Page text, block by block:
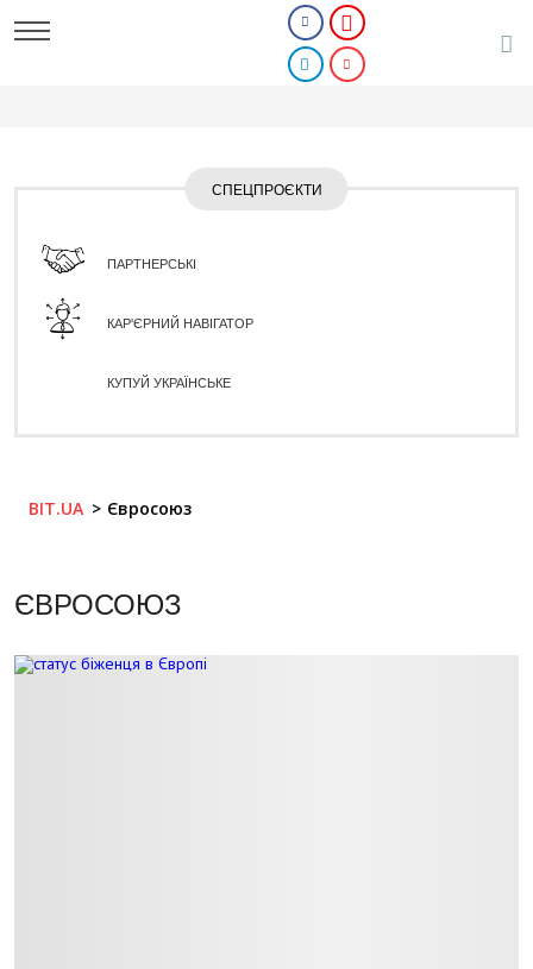
СПЕЦПРОЄКТИ
ПАРТНЕРСЬКІ
КАР'ЄРНИЙ НАВІГАТОР
КУПУЙ УКРАЇНСЬКЕ
BIT.UA Євросоюз
ЄВРОСОЮЗ